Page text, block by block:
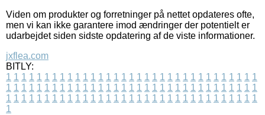
Viden om produkter og forretninger på nettet opdateres ofte,
men vi kan ikke garantere imod ændringer der potentielt er
udarbejdet siden sidste opdatering af de viste informationer.
jxflea.com
BITLY:
1 1 1 1 1 1 1 1 1 1 1 1 1 1 1 1 1 1 1 1 1 1 1 1 1 1 1 1 1 1 1 1 1
1 1 1 1 1 1 1 1 1 1 1 1 1 1 1 1 1 1 1 1 1 1 1 1 1 1 1 1 1 1 1 1 1
1 1 1 1 1 1 1 1 1 1 1 1 1 1 1 1 1 1 1 1 1 1 1 1 1 1 1 1 1 1 1 1 1
1